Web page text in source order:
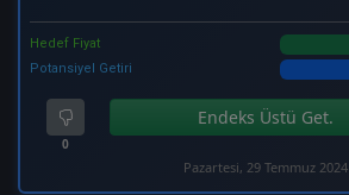
Hedef Fiyat
Potansiyel Getiri
0
Endeks Üstü Get.
Pazartesi, 29 Temmuz 2024